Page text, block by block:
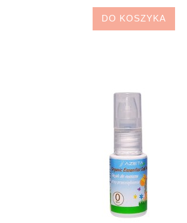
DO KOSZYKA